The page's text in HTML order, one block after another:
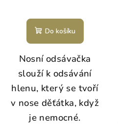
Do košíku
Nosní odsávačka
slouží k odsávání
hlenu, který se tvoří
v nose děťátka, když
je nemocné.